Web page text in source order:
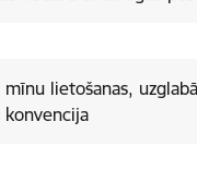
lietošanas,
konvencija